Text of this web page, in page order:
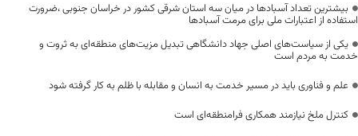
بیشترین تعداد آسبادها در میان سه استان شرقی کشور در خراسان جنوبی ،ضرورت
استفاده از اعتبارات ملی برای مرمت آسبادها
یکی از سیاست‌های اصلی جهاد دانشگاهی تبدیل مزیت‌های منطقه‌ای به ثروت و
خدمت به مردم است
علم و فناوری باید در مسیر خدمت به انسان و مقابله با ظلم به کار گرفته شود
کنترل ملخ نیازمند همکاری فرامنطقه‌ای است